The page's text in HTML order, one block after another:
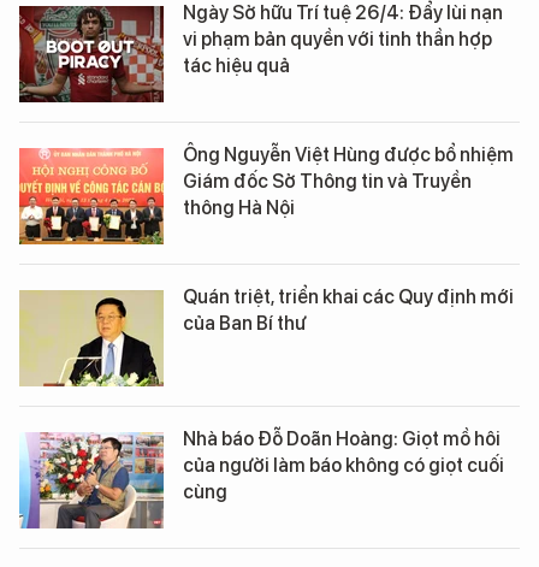
Ngày Sở hữu Trí tuệ 26/4: Đẩy lùi nạn
vi phạm bản quyền với tinh thần hợp
tác hiệu quả
Ông Nguyễn Việt Hùng được bổ nhiệm
Giám đốc Sở Thông tin và Truyền
thông Hà Nội
Quán triệt, triển khai các Quy định mới
của Ban Bí thư
Nhà báo Đỗ Doãn Hoàng: Giọt mồ hôi
của người làm báo không có giọt cuối
cùng